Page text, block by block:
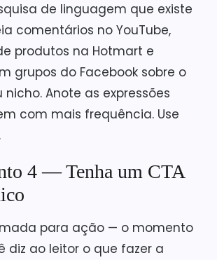
de linguagem que existe
comentários no YouTube,
produtos na Hotmart e
grupos do Facebook sobre o
Anote as expressões
com mais frequência. Use
4 — Tenha um CTA
para ação — o momento
diz ao leitor o que fazer a